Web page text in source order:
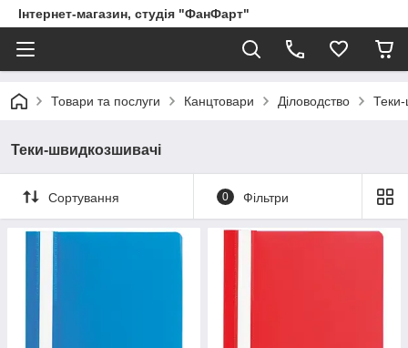
Інтернет-магазин, студія "ФанФарт"
Товари та послуги Канцтовари Діловодство Теки-
Теки-швидкозшивачі
Сортування 0 Фільтри